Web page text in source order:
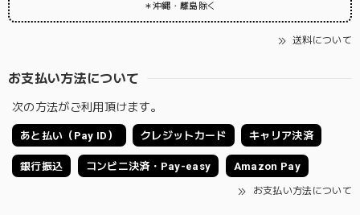
＊沖縄・離島除く
送料について
お支払い方法について
次の方法がご利用頂けます。
あと払い（Pay ID） クレジットカード キャリア決済
銀行振込 コンビニ決済・Pay-easy Amazon Pay
お支払い方法について